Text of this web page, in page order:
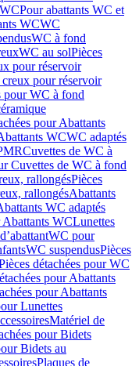
Pour abattants WC et
WCWC
WC à fond
WC au solPièces
pour réservoir
pour réservoir
pour WC à fond
pour Abattants
WCWC adaptés
Cuvettes de WC à
Cuvettes de WC à fond
rallongésPièces
rallongésAbattants
WC adaptés
Abattants WCLunettes
WC pour
WC suspendusPièces
détachées pour WC
pour Abattants
pour Abattants
Lunettes
Matériel de
pour Bidets
Bidets au
Plaques de